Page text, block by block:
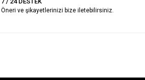
Öneri ve şikayetlerinizi bize iletebilirsiniz.